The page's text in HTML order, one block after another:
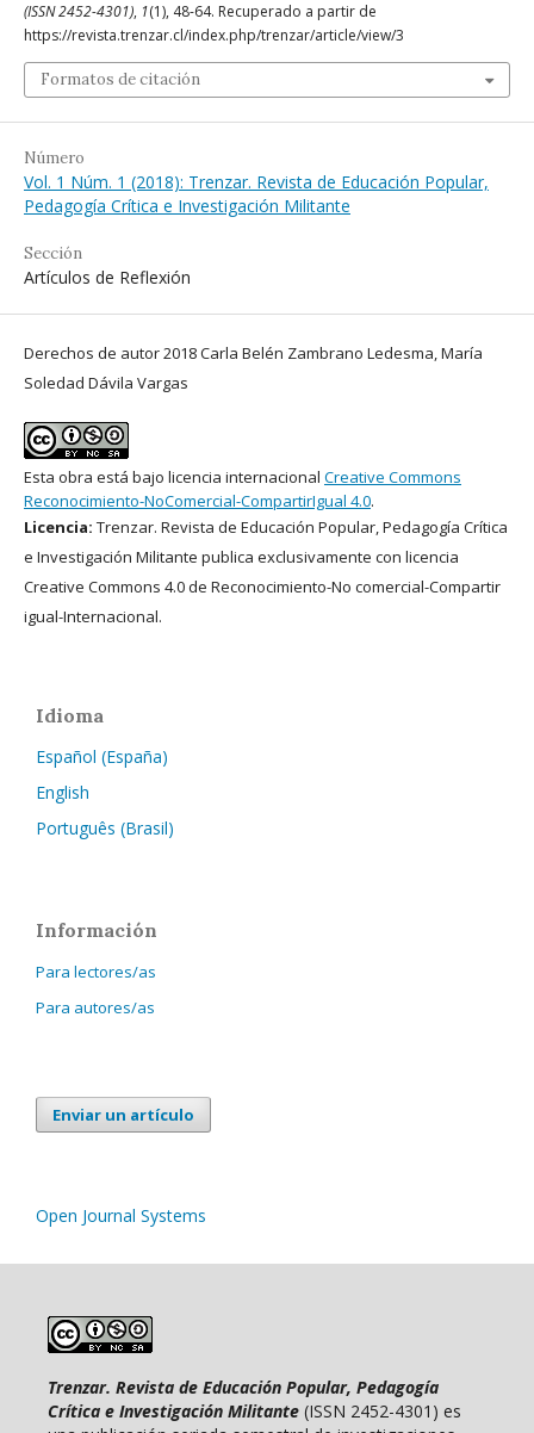
(ISSN 2452-4301), 1(1), 48-64. Recuperado a partir de
https://revista.trenzar.cl/index.php/trenzar/article/view/3
Formatos de citación
Número
Vol. 1 Núm. 1 (2018): Trenzar. Revista de Educación Popular,
Pedagogía Crítica e Investigación Militante
Sección
Artículos de Reflexión
Derechos de autor 2018 Carla Belén Zambrano Ledesma, María
Soledad Dávila Vargas
Esta obra está bajo licencia internacional Creative Commons
Reconocimiento-NoComercial-CompartirIgual 4.0.
Licencia: Trenzar. Revista de Educación Popular, Pedagogía Crítica
e Investigación Militante publica exclusivamente con licencia
Creative Commons 4.0 de Reconocimiento-No comercial-Compartir
igual-Internacional.
Idioma
Español (España)
English
Português (Brasil)
Información
Para lectores/as
Para autores/as
Enviar un artículo
Open Journal Systems
Trenzar. Revista de Educación Popular, Pedagogía
Crítica e Investigación Militante (ISSN 2452-4301) es